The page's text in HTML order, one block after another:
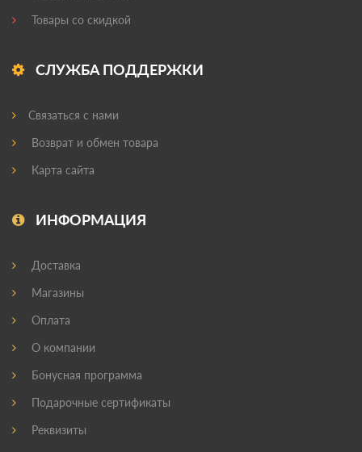
Товары со скидкой
СЛУЖБА ПОДДЕРЖКИ
Связаться с нами
Возврат и обмен товара
Карта сайта
ИНФОРМАЦИЯ
Доставка
Магазины
Оплата
О компании
Бонусная программа
Подарочные сертификаты
Реквизиты